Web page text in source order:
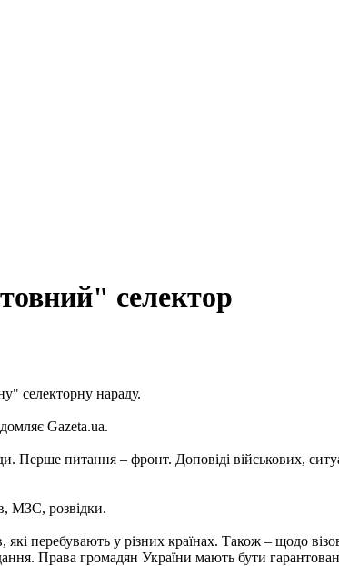
селектор
селекторну нараду.
Gazeta.ua.
Перше питання – фронт. Доповіді військових,
МЗС, розвідки.
перебувають у різних країнах. Також – щодо
Права громадян України мають бути